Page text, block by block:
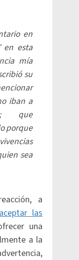
en
en esta
mía
su
iban a
que
porque
sea
a
las
una
a la